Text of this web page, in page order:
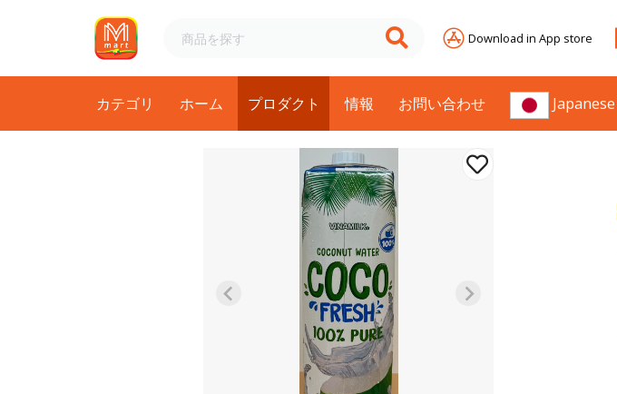
Download in App store
カテゴリ ホーム プロダクト 情報 お問い合わせ Japanese